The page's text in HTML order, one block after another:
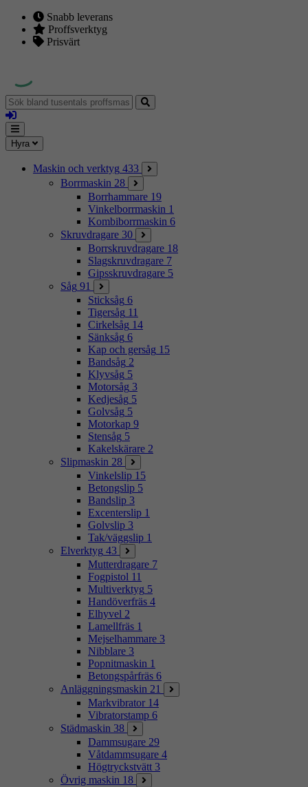
Snabb leverans
Proffsverktyg
Prisvärt
Sök
bland
tusentals
proffsmaskiner
Logga
in
Mina
sidor
Meny
Hyra
Maskin och verktyg 433
Borrmaskin 28
Borrhammare 19
Vinkelborrmaskin 1
Kombiborrmaskin 6
Skruvdragare 30
Borrskruvdragare 18
Slagskruvdragare 7
Gipsskruvdragare 5
Såg 91
Sticksåg 6
Tigersåg 11
Cirkelsåg 14
Sänksåg 6
Kap och gersåg 15
Bandsåg 2
Klyvsåg 5
Motorsåg 3
Kedjesåg 5
Golvsåg 5
Motorkap 9
Stensåg 5
Kakelskärare 2
Slipmaskin 28
Vinkelslip 15
Betongslip 5
Bandslip 3
Excenterslip 1
Golvslip 3
Tak/väggslip 1
Elverktyg 43
Mutterdragare 7
Fogpistol 11
Multiverktyg 5
Handöverfräs 4
Elhyvel 2
Lamellfräs 1
Mejselhammare 3
Nibblare 3
Popnitmaskin 1
Betongspårfräs 6
Anläggningsmaskin 21
Markvibrator 14
Vibratorstamp 6
Städmaskin 38
Dammsugare 29
Våtdammsugare 4
Högtryckstvätt 3
Övrig maskin 18